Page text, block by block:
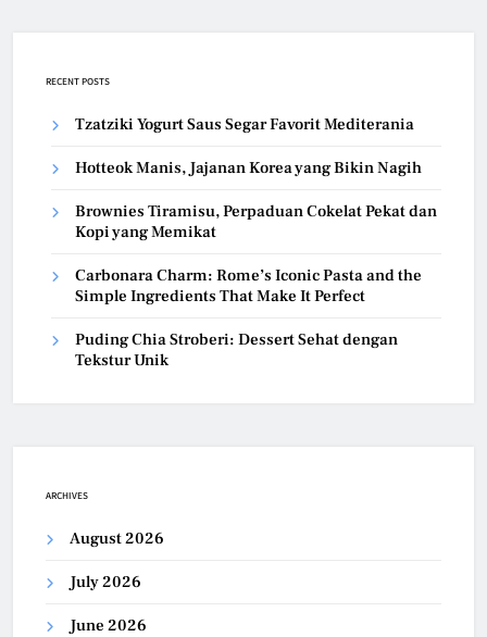
RECENT POSTS
Tzatziki Yogurt Saus Segar Favorit Mediterania
Hotteok Manis, Jajanan Korea yang Bikin Nagih
Brownies Tiramisu, Perpaduan Cokelat Pekat dan
Kopi yang Memikat
Carbonara Charm: Rome’s Iconic Pasta and the
Simple Ingredients That Make It Perfect
Puding Chia Stroberi: Dessert Sehat dengan
Tekstur Unik
ARCHIVES
August 2026
July 2026
June 2026